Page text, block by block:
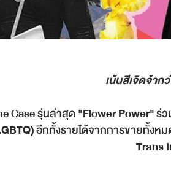
เน้นสีเจิดจ้าก
Case รุ่นล่าสุด "Flower Power"ร่
อีกทั้งรายได้จากการขายทั้งห
Trans